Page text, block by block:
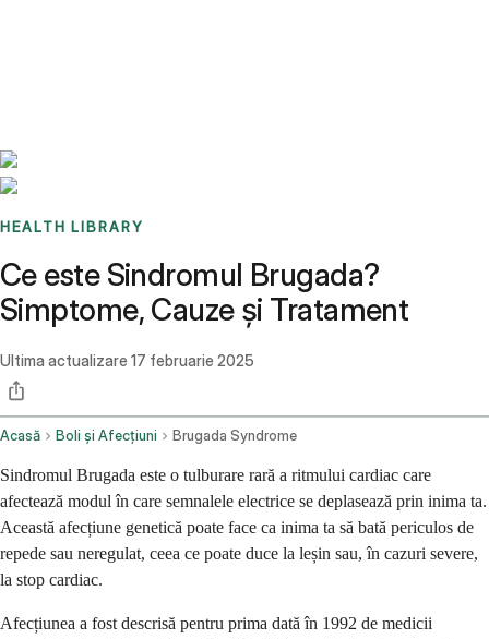
HEALTH LIBRARY
Ce este Sindromul Brugada?
Simptome, Cauze și Tratament
Ultima actualizare 17 februarie 2025
Acasă Boli și Afecțiuni Brugada Syndrome
Sindromul Brugada este o tulburare rară a ritmului cardiac care
afectează modul în care semnalele electrice se deplasează prin inima ta.
Această afecțiune genetică poate face ca inima ta să bată periculos de
repede sau neregulat, ceea ce poate duce la leșin sau, în cazuri severe,
la stop cardiac.
Afecțiunea a fost descrisă pentru prima dată în 1992 de medicii